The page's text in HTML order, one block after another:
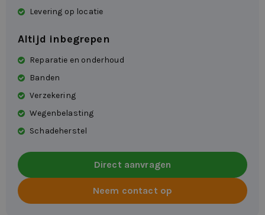
Levering op locatie
Altijd inbegrepen
Reparatie en onderhoud
Banden
Verzekering
Wegenbelasting
Schadeherstel
Direct aanvragen
Neem contact op